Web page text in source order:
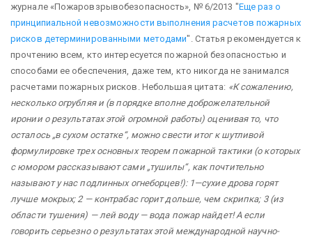
журнале «Пожаровзрывобезопасность», № 6/2013 "Еще раз о
принципиальной невозможности выполнения расчетов пожарных
рисков детерминированными методами". Статья рекомендуется к
прочтению всем, кто интересуется пожарной безопасностью и
способами ее обеспечения, даже тем, кто никогда не занимался
расчетами пожарных рисков. Небольшая цитата: «К сожалению,
несколько огрубляя и (в порядке вполне доброжелательной
иронии о результатах этой огромной работы) оценивая то, что
осталось „в сухом остатке“, можно свести итог к шутливой
формулировке трех основных теорем пожарной тактики (о которых
с юмором рассказывают сами „тушилы“, как почтительно
называют у нас подлинных огнеборцев!): 1—сухие дрова горят
лучше мокрых; 2 — контрабас горит дольше, чем скрипка; 3 (из
области тушения) — лей воду — вода пожар найдет! А если
говорить серьезно о результатах этой международной научно-